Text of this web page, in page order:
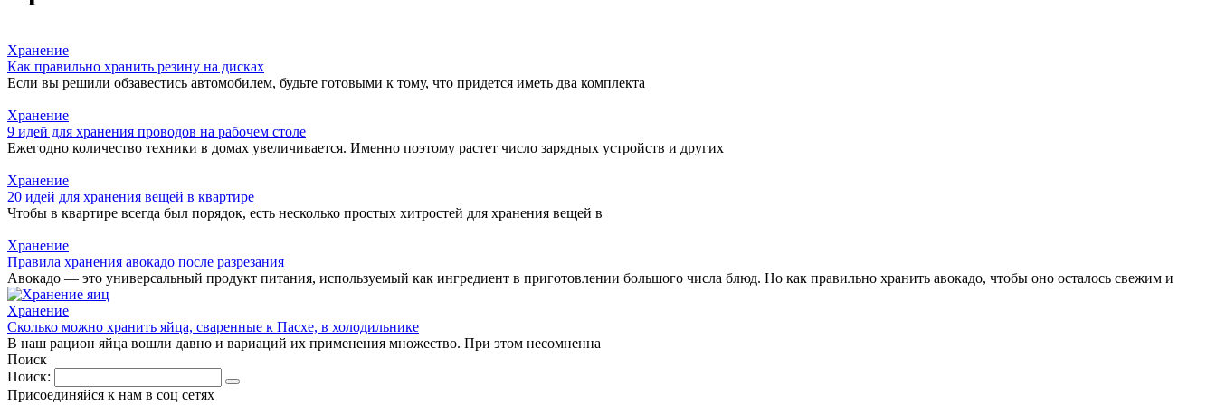
Хранение
Как правильно хранить резину на дисках
Если вы решили обзавестись автомобилем, будьте готовыми к тому, что придется иметь два комплекта
Хранение
9 идей для хранения проводов на рабочем столе
Ежегодно количество техники в домах увеличивается. Именно поэтому растет число зарядных устройств и других
Хранение
20 идей для хранения вещей в квартире
Чтобы в квартире всегда был порядок, есть несколько простых хитростей для хранения вещей в
Хранение
Правила хранения авокадо после разрезания
Авокадо — это универсальный продукт питания, используемый как ингредиент в приготовлении большого числа блюд. Но как правильно хранить авокадо, чтобы оно осталось свежим и
Хранение
Сколько можно хранить яйца, сваренные к Пасхе, в холодильнике
В наш рацион яйца вошли давно и вариаций их применения множество. При этом несомненна
Поиск
Поиск:
Присоединяйся к нам в соц сетях